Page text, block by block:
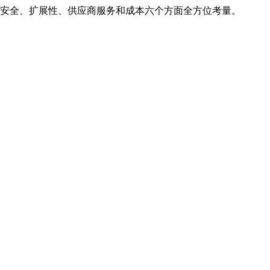
、扩展性、供应商服务和成本六个方面全方位考量。